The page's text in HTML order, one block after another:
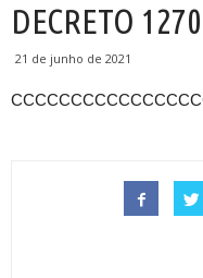
DECRETO 1270
21 de junho de 2021